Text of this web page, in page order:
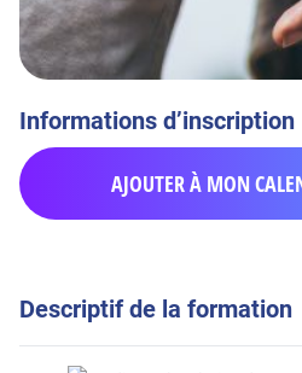
Informations d’inscription
AJOUTER À MON
Descriptif de la formation